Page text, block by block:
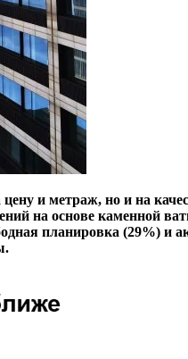
и метраж, но и на
на основе каменной
планировка (29%)